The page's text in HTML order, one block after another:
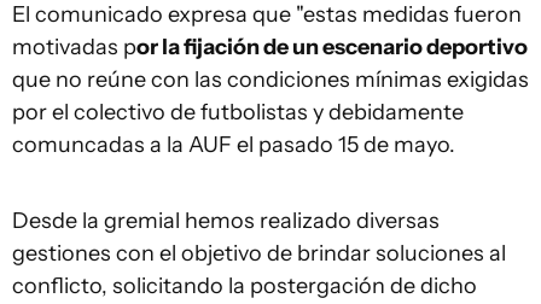
El comunicado expresa que "estas medidas fueron
motivadas por la fijación de un escenario deportivo
que no reúne con las condiciones mínimas exigidas
por el colectivo de futbolistas y debidamente
comuncadas a la AUF el pasado 15 de mayo.
Desde la gremial hemos realizado diversas
gestiones con el objetivo de brindar soluciones al
conflicto, solicitando la postergación de dicho